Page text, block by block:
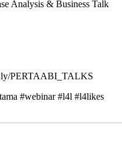
Analysis & Business Talk
PERTAABI_TALKS
#webinar #l4l #l4likes